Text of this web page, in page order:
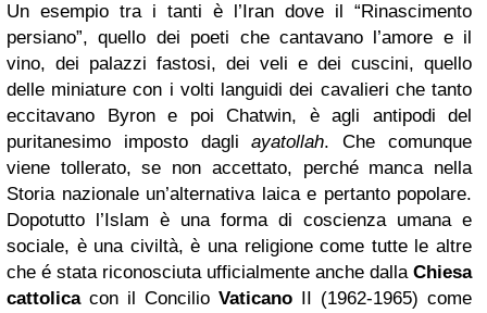
Un esempio tra i tanti è l’Iran dove il “Rinascimento
persiano”, quello dei poeti che cantavano l’amore e il
vino, dei palazzi fastosi, dei veli e dei cuscini, quello
delle miniature con i volti languidi dei cavalieri che tanto
eccitavano Byron e poi Chatwin, è agli antipodi del
puritanesimo imposto dagliayatollah. Che comunque
viene tollerato, se non accettato, perché manca nella
Storia nazionale un’alternativa laica e pertanto popolare.
Dopotutto l’Islam è una forma di coscienza umana e
sociale, è una civiltà, è una religione come tutte le altre
che é stata riconosciuta ufficialmente anche dalla Chiesa
cattolicacon il Concilio Vaticano II (1962-1965) come